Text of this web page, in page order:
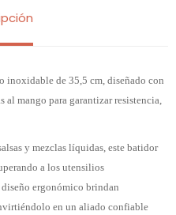
inoxidable de 35,5 cm, diseñado con
al mango para garantizar resistencia,
y mezclas líquidas, este batidor
a los utensilios
ergonómico brindan
en un aliado confiable